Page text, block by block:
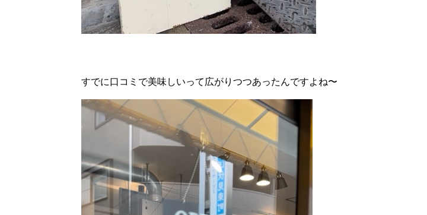
すでに口コミで美味しいって広がりつつあったんですよね〜